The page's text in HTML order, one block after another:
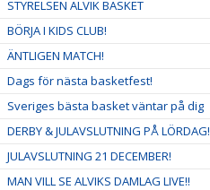
STYRELSEN ALVIK BASKET
BÖRJA I KIDS CLUB!
ÄNTLIGEN MATCH!
Dags för nästa basketfest!
Sveriges bästa basket väntar på dig
DERBY & JULAVSLUTNING PÅ LÖRDAG!
JULAVSLUTNING 21 DECEMBER!
MAN VILL SE ALVIKS DAMLAG LIVE!!